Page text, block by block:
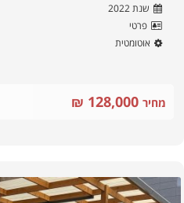
שנת
פרטי
אוטומטית
מחיר ₪